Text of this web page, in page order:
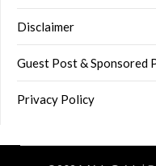
Disclaimer
Guest Post & Sponsored
Privacy Policy